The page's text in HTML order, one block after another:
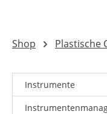
Shop Plastische
Instrumente